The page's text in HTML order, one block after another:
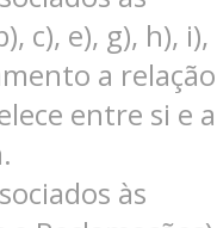
c), e), g), h), i),
a relação
entre si e a
às